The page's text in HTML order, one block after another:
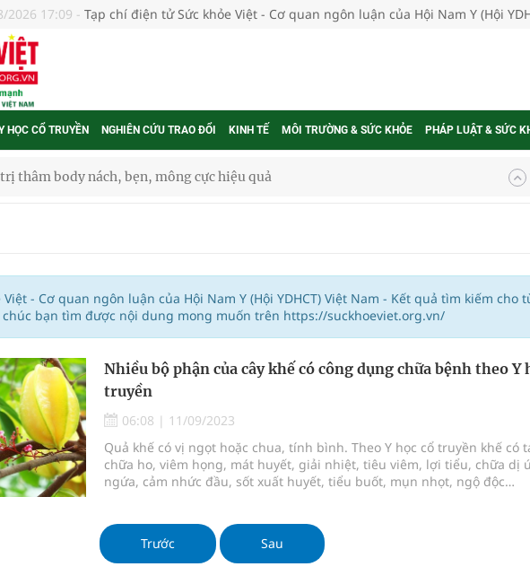
2026 17:09 - Tạp chí điện tử Sức khỏe Việt - Cơ quan ngôn luận của Hội Nam Y (Hội
HỌC CỔ TRUYỀN NGHIÊN CỨU TRAO ĐỔI KINH TẾ MÔI TRƯỜNG & SỨC KHỎE PHÁP LUẬT & SỨC
thâm body nách, bẹn, mông cực hiệu quả
việc học bắt đầu từ trải nghiệm thực tế
doanh dược liệu
hy vọng mới trong phòng ngừa ung thư
Tiểu Cầu Và Chống Đông Máu Của Các Loài Nhân Sâm (Panax Spp.): Tổng
Lý Và Cơ Chế Phân Tử
lưới cấp cứu ngoại viện toàn quốc
trở thành động lực tăng trưởng mới của Việt Nam
- Cơ quan ngôn luận của Hội Nam Y (Hội YDHCT) Việt Nam - Kết quả tìm kiếm cho
chúc bạn tìm được nội dung mong muốn trên https://suckhoeviet.org.vn/
Nhiều bộ phận của cây khế có công dụng chữa bệnh theo Y
truyền
06:08 | 11/09/2023
Quả khế có vị ngọt hoặc chua, tính bình. Theo Y học cổ truyền khế có
chữa ho, viêm họng, mát huyết, giải nhiệt, tiêu viêm, lợi tiểu, chữa dị
ngứa, cảm nhức đầu, sốt xuất huyết, tiểu buốt, mụn nhọt, ngộ độc…
Trước Sau